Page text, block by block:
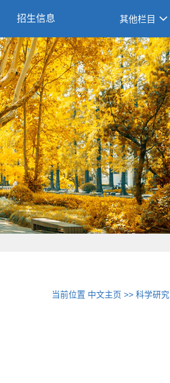
招生信息 其他栏目
当前位置 中文主页 >>科学研究